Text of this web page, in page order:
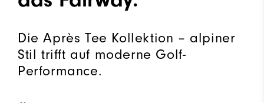
Die Après Tee Kollektion – alpiner
Stil trifft auf moderne Golf-
Performance.